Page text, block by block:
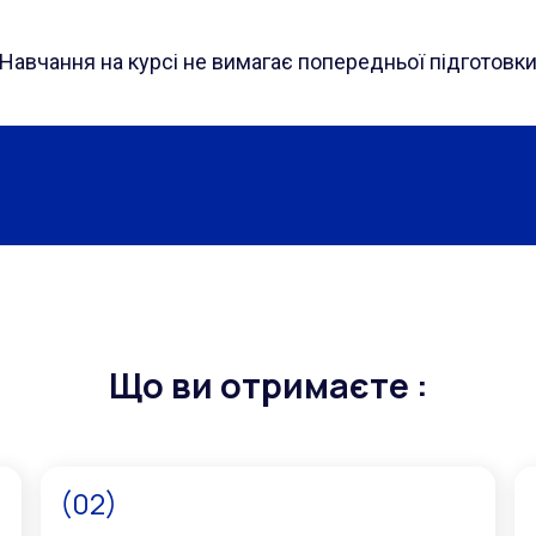
Навчання на курсі не вимагає попередньої підготовки
Що ви отримаєте :
(02)